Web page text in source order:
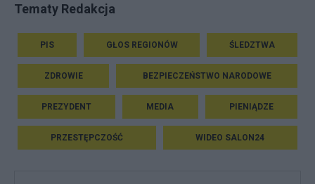
Tematy Redakcja
PIS GŁOS REGIONÓW ŚLEDZTWA
ZDROWIE BEZPIECZEŃSTWO NARODOWE
PREZYDENT MEDIA PIENIĄDZE
PRZESTĘPCZOŚĆ WIDEO SALON24